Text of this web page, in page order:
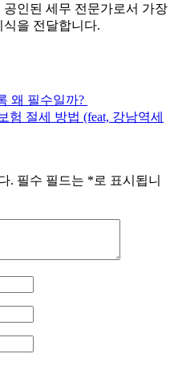
인된 세무 전문가로서 가장
을 전달합니다.
왜 필수일까?
험 절세 방법 (feat, 강남역세
. 필수 필드는 *로 표시됩니